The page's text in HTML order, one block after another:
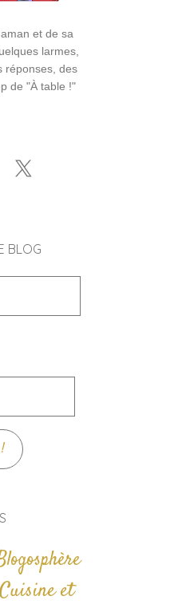
et de sa
larmes,
réponses, des
de "À table !"
BLOG
Cuisine et